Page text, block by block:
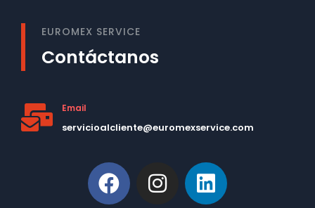
EUROMEX SERVICE
Contáctanos
Email
servicioalcliente@euromexservice.com